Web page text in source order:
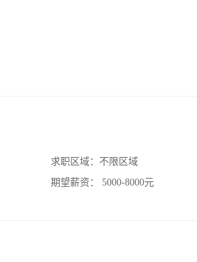
求职区域： 不限区域
期望薪资：
5000-8000元